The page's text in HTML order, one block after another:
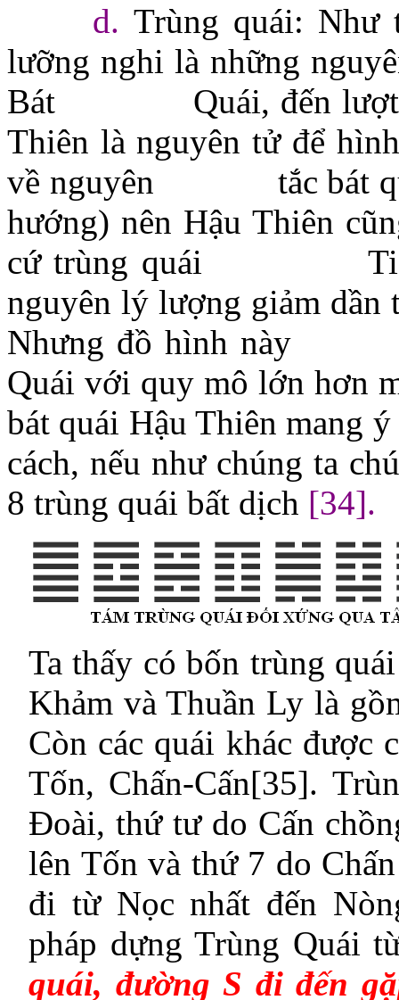
d. Trùng quái: Như
lưỡng nghi là những
Bát
Quái, đến
Thiên là nguyên tử để
về nguyên
tắc bát
hướng) nên Hậu Thiên
cứ trùng quái
nguyên lý lượng giảm dần
Nhưng đồ hình này
Quái với quy mô lớn hơn
bát quái Hậu Thiên mang ý
cách, nếu như chúng ta
8 trùng quái bất dịch [34]
Ta thấy có bốn trùng
Khảm và Thuần Ly là
Còn các quái khác được
Tốn, Chấn-Cấn[35].
Đoài, thứ tư do Cấn
lên Tốn và thứ 7 do
đi từ Nọc nhất đến
pháp dựng Trùng Quái
quái, đường S đi đến